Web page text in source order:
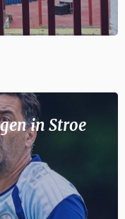
in Stroe